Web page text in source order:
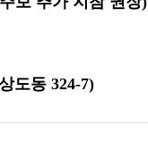
도동 324-7)